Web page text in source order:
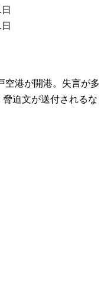
空港が開港。失言が多
迫文が送付されるな